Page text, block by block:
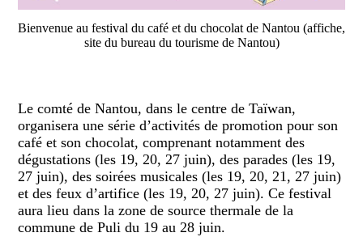
Bienvenue au festival du café et du chocolat de Nantou (affiche,
site du bureau du tourisme de Nantou)
Le comté de Nantou, dans le centre de Taïwan,
organisera une série d’activités de promotion pour son
café et son chocolat, comprenant notamment des
dégustations (les 19, 20, 27 juin), des parades (les 19,
27 juin), des soirées musicales (les 19, 20, 21, 27 juin)
et des feux d’artifice (les 19, 20, 27 juin). Ce festival
aura lieu dans la zone de source thermale de la
commune de Puli du 19 au 28 juin.